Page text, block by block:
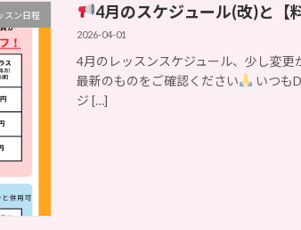
スン日程 4月のスケジュール(改)と【
2026-04-01
4月のレッスンスケジュール、少し変
最新のものをご確認ください
いつも
ジ […]